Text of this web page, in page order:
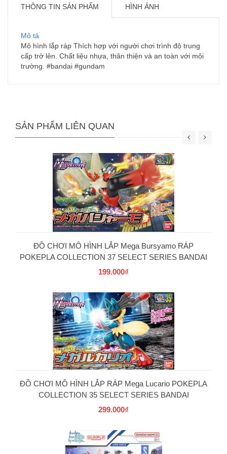
THÔNG TIN SẢN PHẨM HÌNH ẢNH
Mô tả
Mô hình lắp ráp Thích hợp với người chơi trình độ trung
cấp trở lên. Chất liệu nhựa, thân thiện và an toàn với môi
trường. #bandai #gundam
SẢN PHẨM LIÊN QUAN
ĐỒ CHƠI MÔ HÌNH LẮP Mega Bursyamo RÁP
POKEPLA COLLECTION 37 SELECT SERIES BANDAI
199.000₫
ĐỒ CHƠI MÔ HÌNH LẮP RÁP Mega Lucario POKEPLA
COLLECTION 35 SELECT SERIES BANDAI
299.000₫